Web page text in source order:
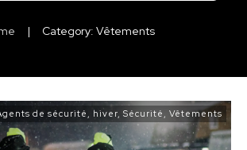
| Category: Vêtements
de sécurité , hiver, Sécurité , Vêtements